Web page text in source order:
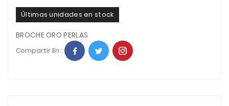
Últimas unidades en stock
BROCHE ORO PERLAS
Compartir En :